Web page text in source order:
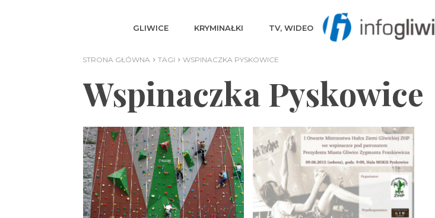
GLIWICE KRYMINAŁKI TV, WIDEO
STRONA GŁÓWNA TAGI WSPINACZKA PYSKOWICE
Wspinaczka Pyskowice